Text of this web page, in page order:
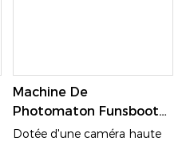
Machine De
Photomaton Funsbooth
Avec Technologie D'IA
Dotée d'une caméra haute